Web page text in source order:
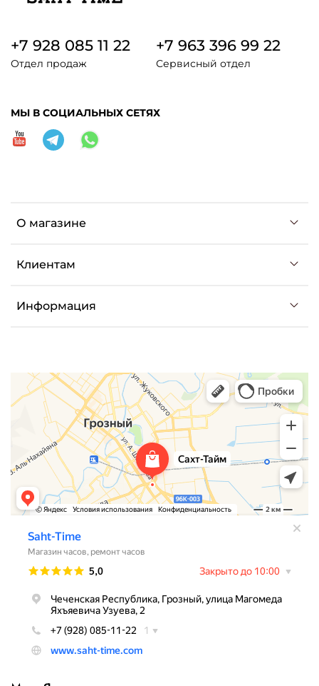
О магазине
Клиентам
Информация
+7 928 085 11 22
Отдел продаж
+7 963 396 99 22
Сервисный отдел
МЫ В СОЦИАЛЬНЫХ СЕТЯХ